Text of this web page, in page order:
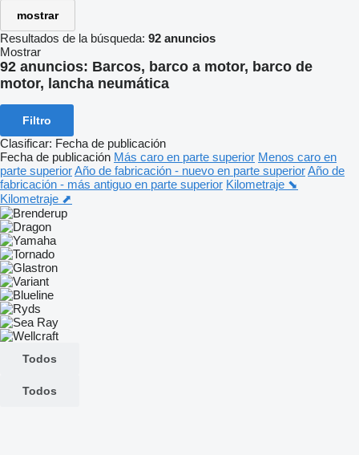
mostrar
Resultados de la búsqueda: 92 anuncios
Mostrar
92 anuncios: Barcos, barco a motor, barco de
motor, lancha neumática
Filtro
Clasificar: Fecha de publicación
Fecha de publicación Más caro en parte superior Menos caro en
parte superiorAño de fabricación - nuevo en parte superiorAño de
fabricación - más antiguo en parte superior Kilometraje ⬊
Kilometraje ⬈
Todos
Todos